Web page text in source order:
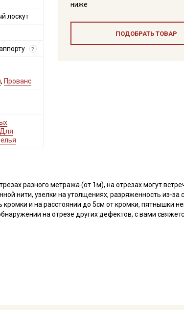
ниже
ПОДОБРАТЬ ТОВАР
лоскут
?
, Прованс
Для
разного метража (от 1м), на отрезах могут
нити, узелки на утолщениях, разряженность из-за
кромки и на расстоянии до 5см от кромки, пятнышки
на отрезе других дефектов, с вами
к заказу просим указывать необходимый